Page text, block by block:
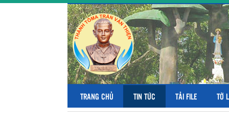
TRANG CHỦ TIN TỨC TẢI FILE TỜ